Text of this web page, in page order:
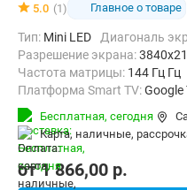
5.0 (1) Главное о товаре
Тип: Mini LED Диагональ
Разрешение экрана:
Частота матрицы: 144 Гц Гц
Платформа Smart TV:Google
Беспроводные интерфейсы:
Бесплатная, сегодня
карта, наличные,
от1 866,00 p.